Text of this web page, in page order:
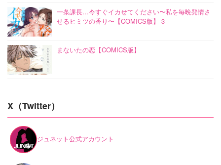
一条課長…今すぐイカせてください〜私を毎晩発情さ
せるヒミツの香り〜【COMICS版】 3
まないたの恋【COMICS版】
X（Twitter）
ジュネット公式アカウント